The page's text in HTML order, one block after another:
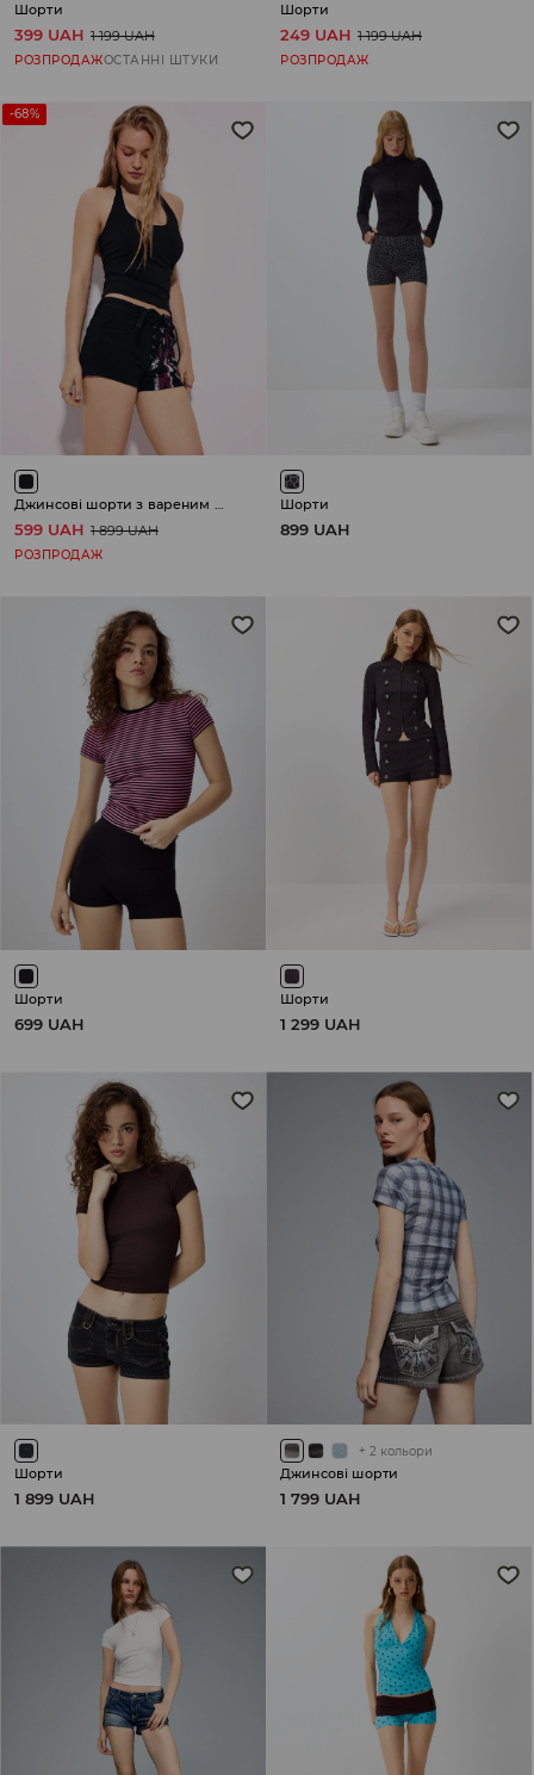
Шорти
399 UAH 1 199 UAH
РОЗПРОДАЖОСТАННІ ШТУКИ
Шорти
249 UAH 1 199 UAH
РОЗПРОДАЖ
-68%
Джинсові шорти з вареним ефектом
599 UAH 1 899 UAH
РОЗПРОДАЖ
Шорти
899 UAH
Шорти
699 UAH
Шорти
1 299 UAH
Шорти
1 899 UAH
+ 2 кольори
Джинсові шорти
1 799 UAH